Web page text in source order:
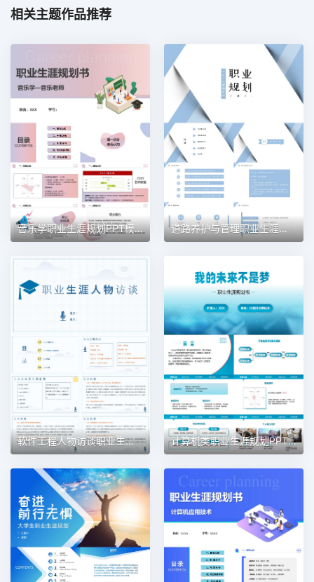
相关主题作品推荐
音乐学职业生涯规划PPT模板 道路养护与管理职业生涯规划PPT模板
软件工程人物访谈职业生涯规划PPT模板 计算机类职业生涯规划PPT模板